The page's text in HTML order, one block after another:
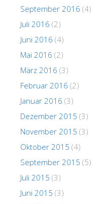
September 2016 (4)
Juli 2016 (2)
Juni 2016 (4)
Mai 2016 (2)
März 2016 (3)
Februar 2016 (2)
Januar 2016 (3)
Dezember 2015 (3)
November 2015 (3)
Oktober 2015 (4)
September 2015 (5)
Juli 2015 (3)
Juni 2015 (3)